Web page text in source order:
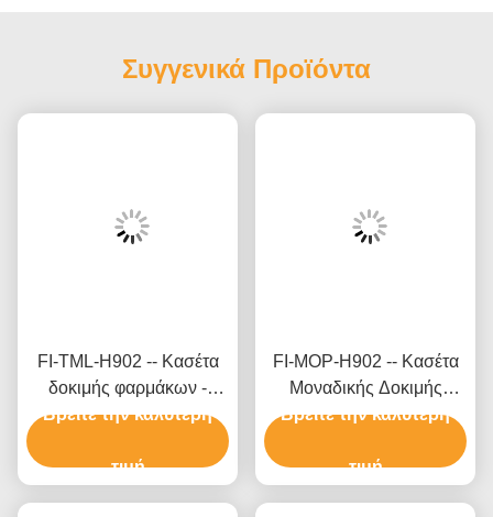
Συγγενικά Προϊόντα
FI-TML-H902 -- Κασέτα
δοκιμής φαρμάκων -
Τραμαδόλη (TML)
Βρείτε την καλύτερη
τιμή
FI-MOP-H902 -- Κασέτα
Μοναδικής Δοκιμής
Φαρμάκων - Μορφίνη
Βρείτε την καλύτερη
τιμή